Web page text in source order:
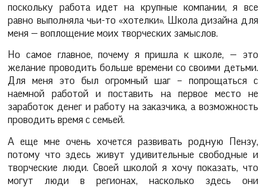
поскольку работа идет на крупные компании, я все
равно выполняла чьи-то «хотелки». Школа дизайна для
меня — воплощение моих творческих замыслов.
Но самое главное, почему я пришла к школе, — это
желание проводить больше времени со своими детьми.
Для меня это был огромный шаг – попрощаться с
наемной работой и поставить на первое место не
заработок денег и работу на заказчика, а возможность
проводить время с семьей.
А еще мне очень хочется развивать родную Пензу,
потому что здесь живут удивительные свободные и
творческие люди. Своей школой я хочу показать, что
могут люди в регионах, насколько здесь они